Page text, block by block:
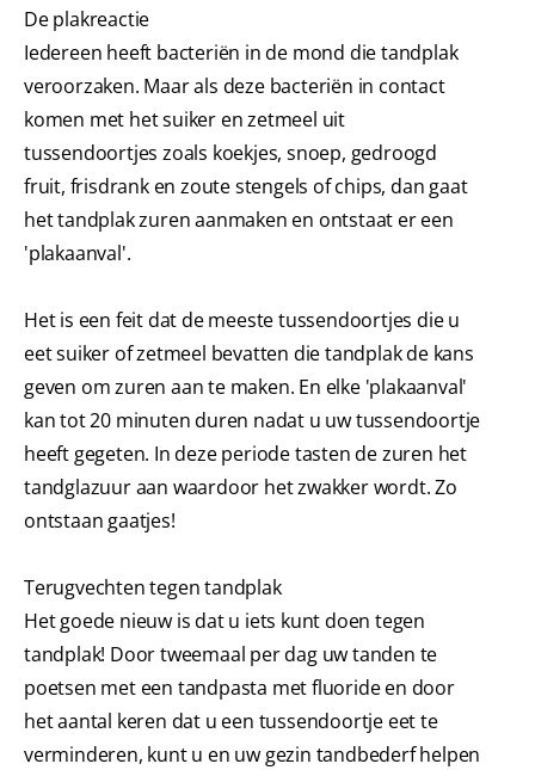
De plakreactie
Iedereen heeft bacteriën in de mond die tandplak
veroorzaken. Maar als deze bacteriën in contact
komen met het suiker en zetmeel uit
tussendoortjes zoals koekjes, snoep, gedroogd
fruit, frisdrank en zoute stengels of chips, dan gaat
het tandplak zuren aanmaken en ontstaat er een
'plakaanval'.
Het is een feit dat de meeste tussendoortjes die u
eet suiker of zetmeel bevatten die tandplak de kans
geven om zuren aan te maken. En elke 'plakaanval'
kan tot 20 minuten duren nadat u uw tussendoortje
heeft gegeten. In deze periode tasten de zuren het
tandglazuur aan waardoor het zwakker wordt. Zo
ontstaan gaatjes!
Terugvechten tegen tandplak
Het goede nieuw is dat u iets kunt doen tegen
tandplak! Door tweemaal per dag uw tanden te
poetsen met een tandpasta met fluoride en door
het aantal keren dat u een tussendoortje eet te
verminderen, kunt u en uw gezin tandbederf helpen